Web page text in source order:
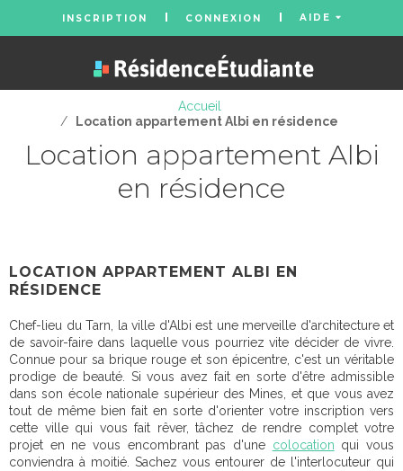
INSCRIPTION CONNEXION AIDE
Accueil
/
Location appartement Albi en résidence
Location appartement Albi
en résidence
LOCATION APPARTEMENT ALBI EN
RÉSIDENCE
Chef-lieu du Tarn, la ville d'Albi est une merveille d'architecture et
de savoir-faire dans laquelle vous pourriez vite décider de vivre.
Connue pour sa brique rouge et son épicentre, c'est un véritable
prodige de beauté. Si vous avez fait en sorte d'être admissible
dans son école nationale supérieur des Mines, et que vous avez
tout de même bien fait en sorte d'orienter votre inscription vers
cette ville qui vous fait rêver, tâchez de rendre complet votre
projet en ne vous encombrant pas d'une colocation qui vous
conviendra à moitié. Sachez vous entourer de l'interlocuteur qui